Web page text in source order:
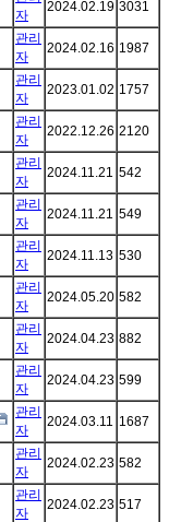
자
2024.02.19 3031
관리
자
2024.02.16 1987
관리
자
2023.01.02 1757
관리
자
2022.12.26 2120
관리
자
2024.11.21 542
관리
자
2024.11.21 549
관리
자
2024.11.13 530
관리
자
2024.05.20 582
관리
자
2024.04.23 882
관리
자
2024.04.23 599
관리
자
2024.03.11 1687
관리
자
2024.02.23 582
관리
자
2024.02.23 517